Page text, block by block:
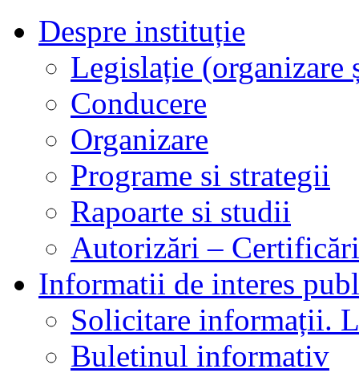
Despre instituție
Legislație
Conducere
Organizare
Programe si strategii
Rapoarte si studii
Autorizări –
Informatii de interes
Solicitare informații.
Buletinul informativ